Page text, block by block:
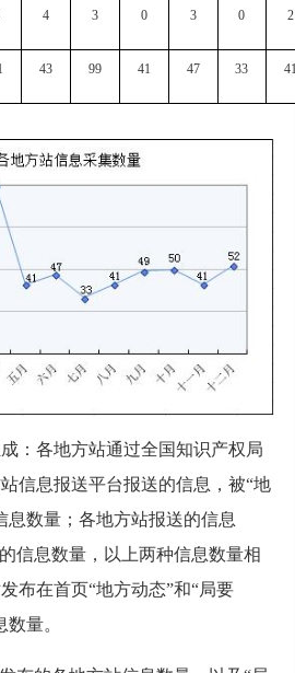
4 3 0 3 0 2
43 99 41 47 33
各地方站通过全国知识产权局
信息报送平台报送的信息，被“地
息数量；各地方站报送的信息
信息数量，以上两种信息数量相
布在首页“地方动态”和“局要
量。